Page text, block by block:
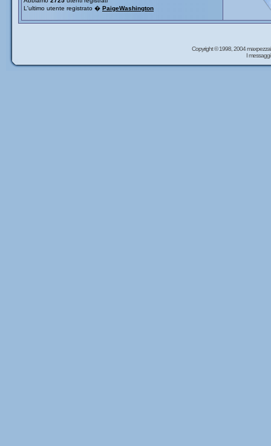
L'ultimo utente registrato � PaigeWashington
Copyright © 1998, 2004
I